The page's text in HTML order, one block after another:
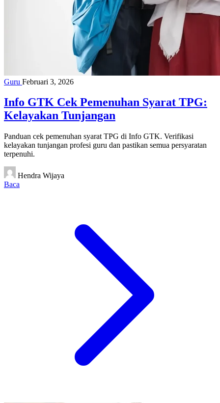
Guru Februari 3, 2026
Info GTK Cek Pemenuhan Syarat TPG:
Kelayakan Tunjangan
Panduan cek pemenuhan syarat TPG di Info GTK. Verifikasi
kelayakan tunjangan profesi guru dan pastikan semua persyaratan
terpenuhi.
Hendra Wijaya
Baca